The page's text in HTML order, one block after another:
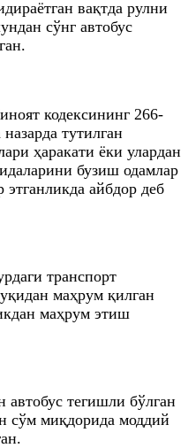
вақтда рулни
сўнг автобус
кодексининг 266-
тутилган
ҳаракати ёки улардан
бузиш одамлар
айбдор деб
транспорт
маҳрум қилган
маҳрум этиш
тегишли бўлган
миқдорида моддий